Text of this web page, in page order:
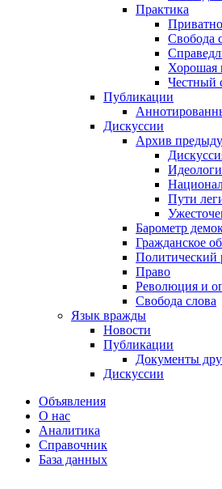
Практика
Свобода
Хорошая
Честный
Публикации
Дискуссии
Архив
Пути
Барометр
Гражданское
Политический
Право
Революция и
Свобода слова
Язык вражды
Новости
Публикации
Документы
Дискуссии
Объявления
О нас
Аналитика
Справочник
База данных